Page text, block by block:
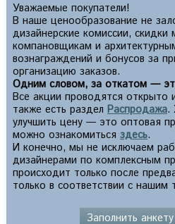
Уважаемые покупатели!
В наше ценообразование не
дизайнерские комиссии,
компановщикам и
вознаграждений и бонусов за
организацию заказов.
Одним словом, за откатом —
Все акции проводятся открыто
также есть раздел Распродажа.
улучшить цену — это оптовая
можно ознакомиться здесь.
И конечно, мы не исключаем
дизайнерами по комплексным
происходит только после
только в соответствии с нашим
Заполнить